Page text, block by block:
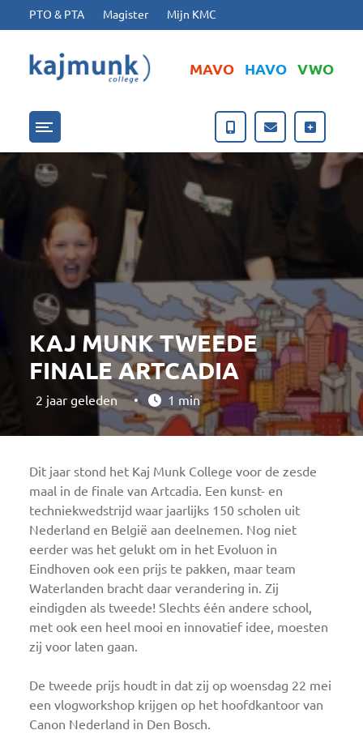
Ga naar hoofdinhoud
Ga naar footer
PTO & PTA Magister Mijn KMC
MAVO HAVO VWO
Menu openen/sluiten
KAJ MUNK TWEEDE
FINALE ARTCADIA
2 jaar geleden • 1 min
Dit jaar stond het Kaj Munk College voor de zesde
maal in de finale van Artcadia. Een kunst- en
techniekwedstrijd waar jaarlijks 150 scholen uit
Nederland en België aan deelnemen. Nog niet
eerder was het gelukt om in het Evoluon in
Eindhoven ook een prijs te pakken, maar team
Waterlanden bracht daar verandering in. Zij
eindigden als tweede! Slechts één andere school,
met ook een heel mooi en innovatief idee, moesten
zij voor laten gaan.
De tweede prijs houdt in dat zij op woensdag 22 mei
een vlogworkshop krijgen op het hoofdkantoor van
Canon Nederland in Den Bosch.